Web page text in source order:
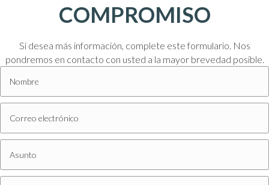
COMPROMISO
Si desea más información, complete este formulario. Nos
pondremos en contacto con usted a la mayor brevedad posible.